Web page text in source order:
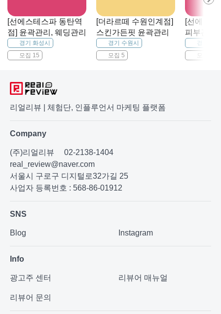
[선에스테스파 동탄역
점] 윤곽관리, 웨딩관리
경기 화성시
모집 15
[더라르떼 수원인계점]
스킨가든핏 윤곽관리
경기 수원시
모집 5
[선에스
피부관리,
딩관리,
곽관리
경기 수
리얼리뷰 | 체험단, 인플루언서 마케팅 플랫폼
Company
(주)리얼리뷰
02-2138-1404
real_review@naver.com
서울시 구로구 디지털로32가길 25
사업자 등록번호 : 568-86-01912
SNS
Blog Instagram
Info
광고주 센터 리뷰어 매뉴얼
리뷰어 문의